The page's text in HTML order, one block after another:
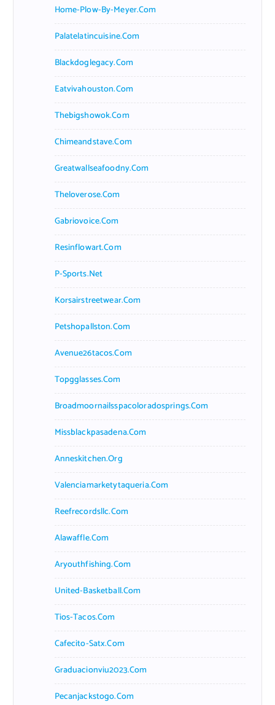
Home-Plow-By-Meyer.com
Palatelatincuisine.com
Blackdoglegacy.com
Eatvivahouston.com
Thebigshowok.com
Chimeandstave.com
Greatwallseafoodny.com
Theloverose.com
Gabriovoice.com
Resinflowart.com
P-Sports.net
Korsairstreetwear.com
Petshopallston.com
Avenue26tacos.com
Topgglasses.com
Broadmoornailsspacoloradosprings.com
Missblackpasadena.com
Anneskitchen.org
Valenciamarketytaqueria.com
Reefrecordsllc.com
Alawaffle.com
Aryouthfishing.com
United-Basketball.com
Tios-Tacos.com
Cafecito-Satx.com
Graduacionviu2023.com
Pecanjackstogo.com